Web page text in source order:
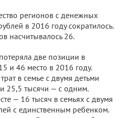
регионов с денежных
в 2016 году сократилось.
насчитывалось 26.
две позиции в
и 46 место в 2016 году.
в семье с двумя детьми
и 25,5 тысячи — с одним.
— 16 тысяч в семьях с двумя
с единственным ребенком.